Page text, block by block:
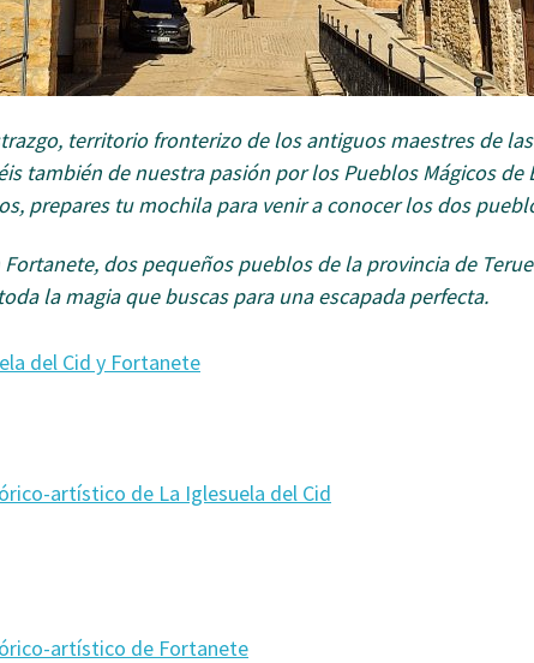
territorio fronterizo de los antiguos maestres de
también de nuestra pasión por los Pueblos Mágicos de
prepares tu mochila para venir a conocer los dos
dos pequeños pueblos de la provincia de
la magia que buscas para una escapada perfecta.
del Cid y Fortanete
artístico de La Iglesuela del Cid
artístico de Fortanete